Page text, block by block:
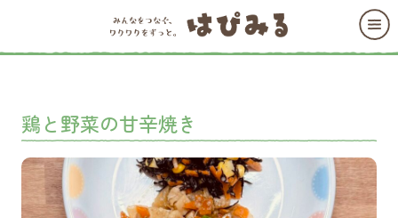
鶏と野菜の甘辛焼き